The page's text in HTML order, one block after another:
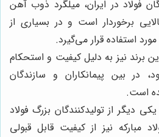
فولاد در ایران، میلگرد ذوب آهن
برخوردار است و در بسیاری از
استفاده قرار می‌گیرد.
برند نیز به دلیل کیفیت و استحکام
در بین پیمانکاران و سازندگان
است.
یکی دیگر از تولیدکنندگان بزرگ فولاد
مبارکه نیز از کیفیت قابل قبولی